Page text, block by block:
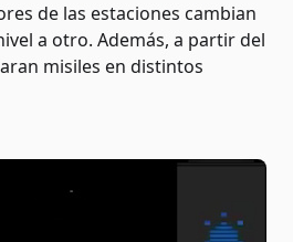
de las estaciones cambian
a otro. Además, a partir del
misiles en distintos